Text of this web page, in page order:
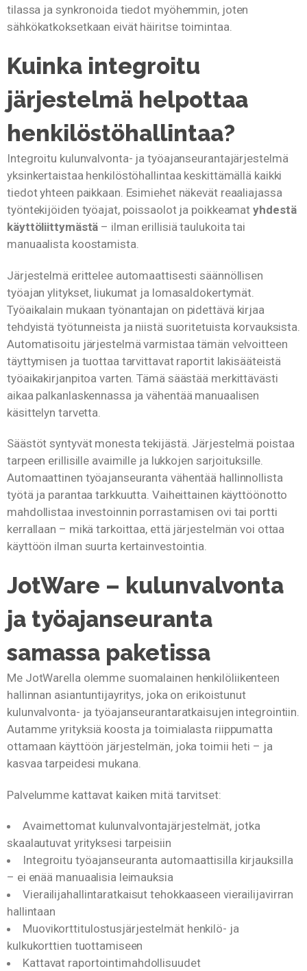
tilassa ja synkronoida tiedot myöhemmin, joten
sähkökatkoksetkaan eivät häiritse toimintaa.
Kuinka integroitu
järjestelmä helpottaa
henkilöstöhallintaa?
Integroitu kulunvalvonta- ja työajanseurantajärjestelmä
yksinkertaistaa henkilöstöhallintaa keskittämällä kaikki
tiedot yhteen paikkaan. Esimiehet näkevät reaaliajassa
työntekijöiden työajat, poissaolot ja poikkeamatyhdestä
käyttöliittymästä – ilman erillisiä taulukoita tai
manuaalista koostamista.
Järjestelmä erittelee automaattisesti säännöllisen
työajan ylitykset, liukumat ja lomasaldokertymät.
Työaikalain mukaan työnantajan on pidettävä kirjaa
tehdyistä työtunneista ja niistä suoritetuista korvauksista.
Automatisoitu järjestelmä varmistaa tämän velvoitteen
täyttymisen ja tuottaa tarvittavat raportit lakisääteistä
työaikakirjanpitoa varten. Tämä säästää merkittävästi
aikaa palkanlaskennassa ja vähentää manuaalisen
käsittelyn tarvetta.
Säästöt syntyvät monesta tekijästä. Järjestelmä poistaa
tarpeen erillisille avaimille ja lukkojen sarjoituksille.
Automaattinen työajanseuranta vähentää hallinnollista
työtä ja parantaa tarkkuutta. Vaiheittainen käyttöönotto
mahdollistaa investoinnin porrastamisen ovi tai portti
kerrallaan – mikä tarkoittaa, että järjestelmän voi ottaa
käyttöön ilman suurta kertainvestointia.
JotWare – kulunvalvonta
ja työajanseuranta
samassa paketissa
Me JotWarella olemme suomalainen henkilöliikenteen
hallinnan asiantuntijayritys, joka on erikoistunut
kulunvalvonta- ja työajanseurantaratkaisujen integrointiin.
Autamme yrityksiä koosta ja toimialasta riippumatta
ottamaan käyttöön järjestelmän, joka toimii heti – ja
kasvaa tarpeidesi mukana.
Palvelumme kattavat kaiken mitä tarvitset:
Avaimettomat kulunvalvontajärjestelmät, jotka
skaalautuvat yrityksesi tarpeisiin
Integroitu työajanseuranta automaattisilla kirjauksilla
– ei enää manuaalisia leimauksia
Vierailijahallintaratkaisut tehokkaaseen vierailijavirran
hallintaan
Muovikorttitulostusjärjestelmät henkilö- ja
kulkukorttien tuottamiseen
Kattavat raportointimahdollisuudet